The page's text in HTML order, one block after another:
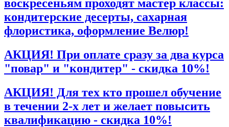
воскресеньям проходят мастер классы:
кондитерские десерты, сахарная
флористика, оформление Велюр!
АКЦИЯ! При оплате сразу за два курса
"повар" и "кондитер" - скидка 10%!
АКЦИЯ! Для тех кто прошел обучение
в течении 2-х лет и желает повысить
квалификацию - скидка 10%!